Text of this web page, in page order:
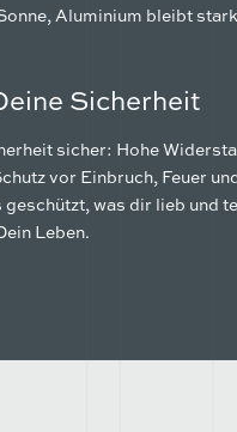
Aluminium bleibt
Sicherheit
sicher: Hohe
vor Einbruch, Feuer
geschützt, was dir lieb und
Leben.